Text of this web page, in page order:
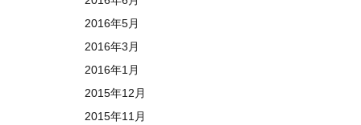
2016年5月
2016年3月
2016年1月
2015年12月
2015年11月